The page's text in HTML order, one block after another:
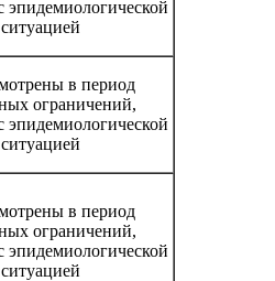
эпидемиологической
ситуацией
в период
ограничений,
эпидемиологической
ситуацией
в период
ограничений,
эпидемиологической
ситуацией